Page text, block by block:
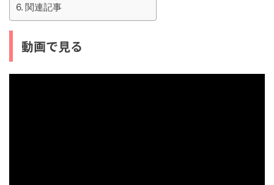
関連記事
動画で見る